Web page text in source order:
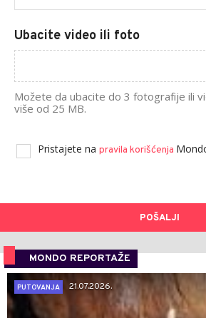
Ubacite video ili foto
Možete da ubacite do 3 fotografije ili
više od 25 MB.
Pristajete na pravila korišćenja
POŠALJI
MONDO REPORTAŽE
PUTOVANJA
21.07.2026.